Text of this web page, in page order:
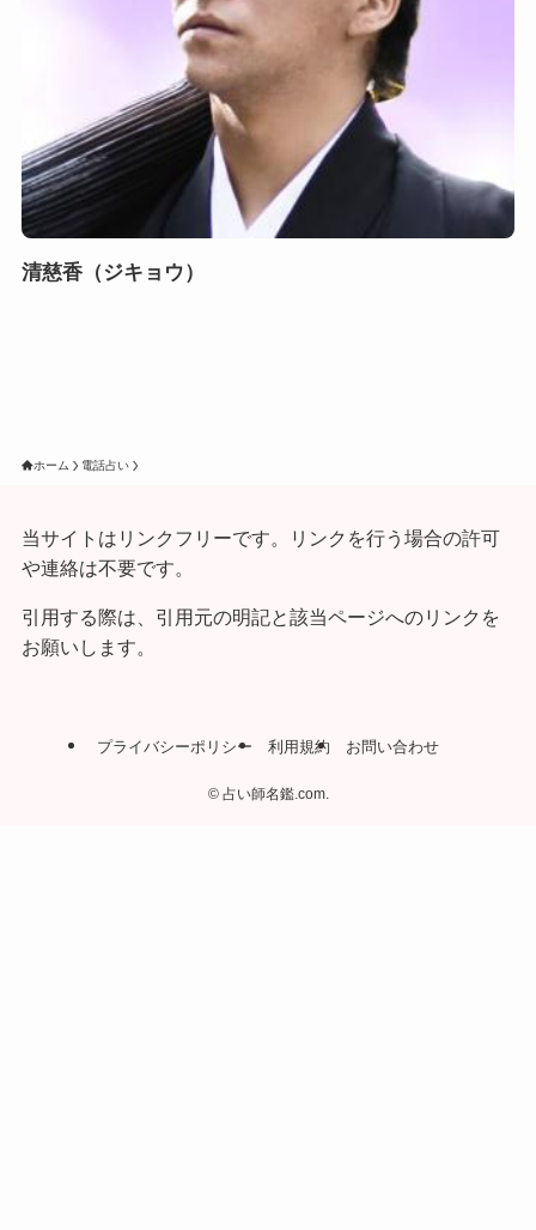
清慈香（ジキョウ）
ホーム 電話占い
当サイトはリンクフリーです。リンクを行う場合の許可
や連絡は不要です。
引用する際は、引用元の明記と該当ページへのリンクを
お願いします。
プライバシーポリシー 利用規約 お問い合わせ
©占い師名鑑.com.